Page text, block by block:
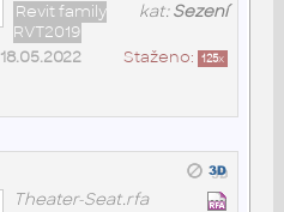
kat:Sezení
Revit family
RVT2019
Staženo: 125x
18.05.2022
Theater-Seat.rfa